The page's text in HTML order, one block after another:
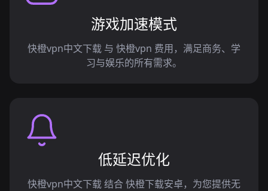
游戏加速模式
快橙vpn中文下载 与 快橙vpn 费用，满足商务、学
习与娱乐的所有需求。
低延迟优化
快橙vpn中文下载 结合 快橙下载安卓，为您提供无